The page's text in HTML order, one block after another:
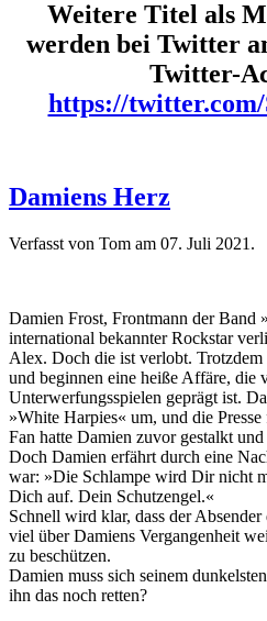
Weitere Titel als
werden bei Twitter
Twitter-
https://
Damiens Herz
Verfasst von Tom am 07. Juli 2021 .
Damien Frost, Frontmann der Band
international bekannter Rockstar
Alex. Doch die ist verlobt. Trotzdem
und beginnen eine heiße Affäre, die
Unterwerfungsspielen geprägt ist.
»White Harpies« um, und die
Fan hatte Damien zuvor gestalkt
Doch Damien erfährt durch eine
war: »Die Schlampe wird Dir nicht
Dich auf. Dein Schutzengel.«
Schnell wird klar, dass der
viel über Damiens Vergangenheit
zu beschützen.
Damien muss sich seinem
ihn das noch retten?